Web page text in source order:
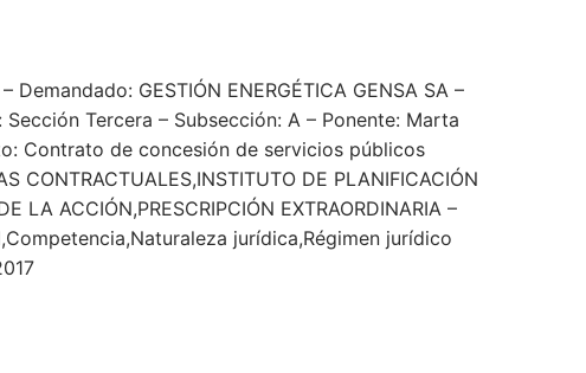
GESTIÓN ENERGÉTICA GENSA SA –
Sección Tercera – Subsección: A – Ponente: Marta
Contrato de concesión de servicios públicos
CONTRACTUALES,INSTITUTO DE PLANIFICACIÓN
LA ACCIÓN,PRESCRIPCIÓN EXTRAORDINARIA –
jurídica,Régimen jurídico